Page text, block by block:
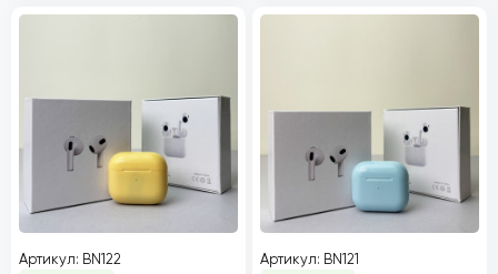
Артикул: BN122
Артикул: BN121